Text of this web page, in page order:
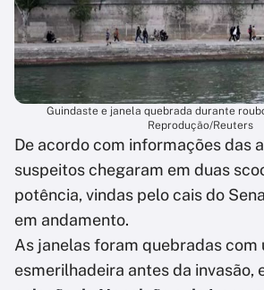
Guindaste e janela quebrada durante
Reprodução/Reuters
De acordo com informações das
suspeitos chegaram em duas
potência, vindas pelo cais do
em andamento.
As janelas foram quebradas com
esmerilhadeira antes da invasão,